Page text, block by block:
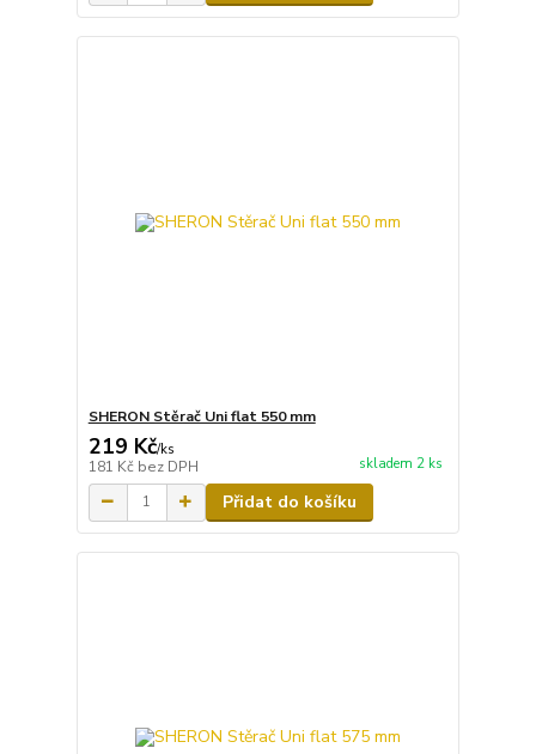
SHERON Stěrač Uni flat 550 mm
219 Kč/ks
181 Kč bez DPH skladem 2 ks
Přidat do košíku